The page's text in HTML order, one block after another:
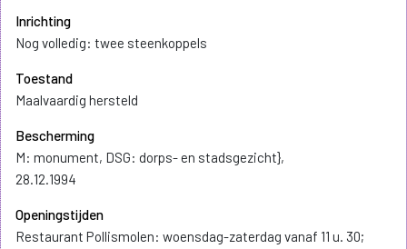
Inrichting
Nog volledig: twee steenkoppels
Toestand
Maalvaardig hersteld
Bescherming
M: monument, DSG: dorps- en stadsgezicht},
28.12.1994
Openingstijden
Restaurant Pollismolen: woensdag-zaterdag vanaf 11 u. 30;